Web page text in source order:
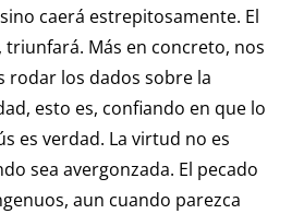
caerá estrepitosamente. El
triunfará. Más en concreto, nos
rodar los dados sobre la
esto es, confiando en que lo
es verdad. La virtud no es
sea avergonzada. El pecado
aun cuando parezca